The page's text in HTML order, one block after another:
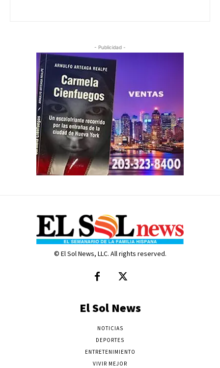
- Publicidad -
© El Sol News, LLC. All rights reserved.
El Sol News
NOTICIAS
DEPORTES
ENTRETENIMIENTO
VIVIR MEJOR